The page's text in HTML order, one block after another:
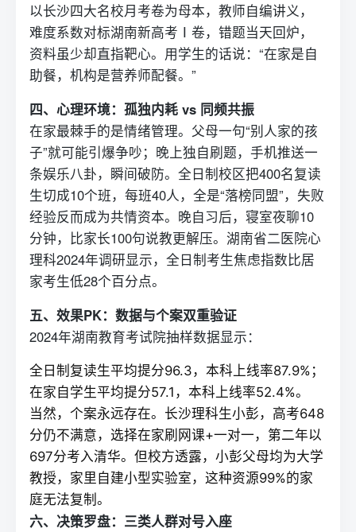
以长沙四大名校月考卷为母本，教师自编讲义，
难度系数对标湖南新高考Ⅰ卷，错题当天回炉，
资料虽少却直指靶心。用学生的话说：“在家是自
助餐，机构是营养师配餐。”
四、心理环境：孤独内耗 vs 同频共振
在家最棘手的是情绪管理。父母一句“别人家的孩
子”就可能引爆争吵；晚上独自刷题，手机推送一
条娱乐八卦，瞬间破防。全日制校区把400名复读
生切成10个班，每班40人，全是“落榜同盟”，失败
经验反而成为共情资本。晚自习后，寝室夜聊10
分钟，比家长100句说教更解压。湖南省二医院心
理科2024年调研显示，全日制考生焦虑指数比居
家考生低28个百分点。
五、效果PK：数据与个案双重验证
2024年湖南教育考试院抽样数据显示：
全日制 复读生平均提分96.3，本科上线率87.9%；
在家自学生平均提分57.1，本科上线率52.4%。
当然，个案永远存在。长沙理科生小彭，高考648
分仍不满意，选择在家刷网课+一对一，第二年以
697分考入清华。但校方透露，小彭父母均为大学
教授，家里自建小型实验室，这种资源99%的家
庭无法复制。
六、决策罗盘：三类人群对号入座